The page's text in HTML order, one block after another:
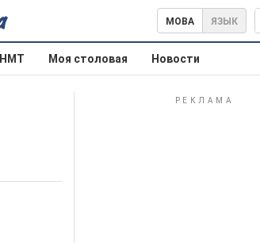
МОВА ЯЗЫК
НМТ Моя столовая Новости